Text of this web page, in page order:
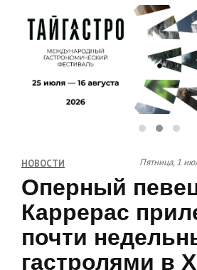
НОВОСТИ Пятница, 1
Оперный
Каррерас
почти
гастролями в